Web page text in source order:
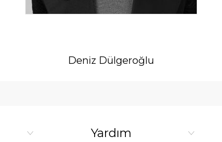
Deniz Dülgeroğlu
Yardım